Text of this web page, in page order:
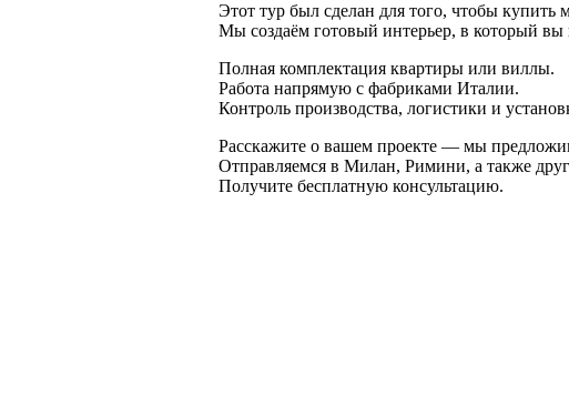
Этот тур был сделан для того, чтобы купить
Мы создаём готовый интерьер, в который вы
Полная комплектация квартиры или виллы.
Работа напрямую с фабриками Италии.
Контроль производства, логистики и
Расскажите о вашем проекте — мы
Отправляемся в Милан, Римини, а также
Получите бесплатную консультацию.